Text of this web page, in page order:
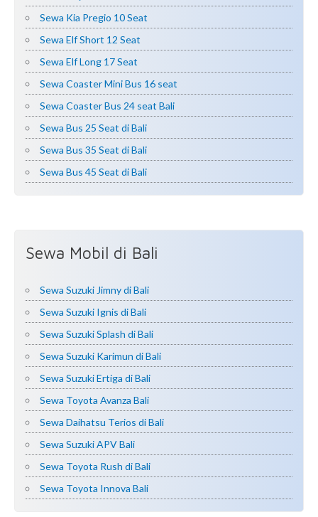
Sewa Kia Pregio 10 Seat
Sewa Elf Short 12 Seat
Sewa Elf Long 17 Seat
Sewa Coaster Mini Bus 16 seat
Sewa Coaster Bus 24 seat Bali
Sewa Bus 25 Seat di Bali
Sewa Bus 35 Seat di Bali
Sewa Bus 45 Seat di Bali
Sewa Mobil di Bali
Sewa Suzuki Jimny di Bali
Sewa Suzuki Ignis di Bali
Sewa Suzuki Splash di Bali
Sewa Suzuki Karimun di Bali
Sewa Suzuki Ertiga di Bali
Sewa Toyota Avanza Bali
Sewa Daihatsu Terios di Bali
Sewa Suzuki APV Bali
Sewa Toyota Rush di Bali
Sewa Toyota Innova Bali